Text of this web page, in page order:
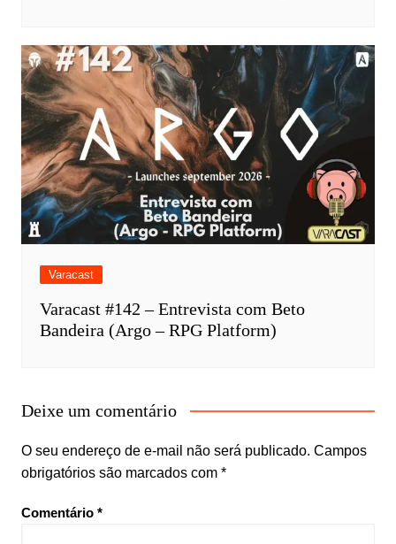
Varacast
Varacast #142 – Entrevista com Beto
Bandeira (Argo – RPG Platform)
Deixe um comentário
O seu endereço de e-mail não será publicado. Campos
obrigatórios são marcados com *
Comentário *